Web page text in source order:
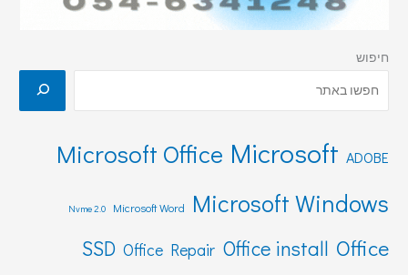
חיפוש
ADOBE
Microsoft
Microsoft Office
Microsoft Windows
Microsoft Word
Nvme 2.0
Office
Office install
Office Repair
SSD